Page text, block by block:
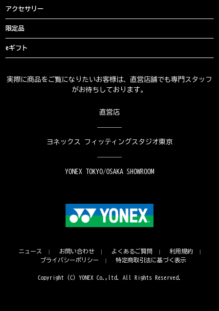
アクセサリー
限定品
eギフト
実際に商品をご覧になりたいお客様は、直営店舗でも専門スタッフ
がお待ちしております。
直営店
ヨネックス フィッティングスタジオ東京
YONEX TOKYO/OSAKA SHOWROOM
ニュース お問い合わせ よくあるご質問
利用規約
プライバシーポリシー
特定商取引法に基づく表示
Copyright (C) YONEX Co.,ltd. All Rights Reserved.